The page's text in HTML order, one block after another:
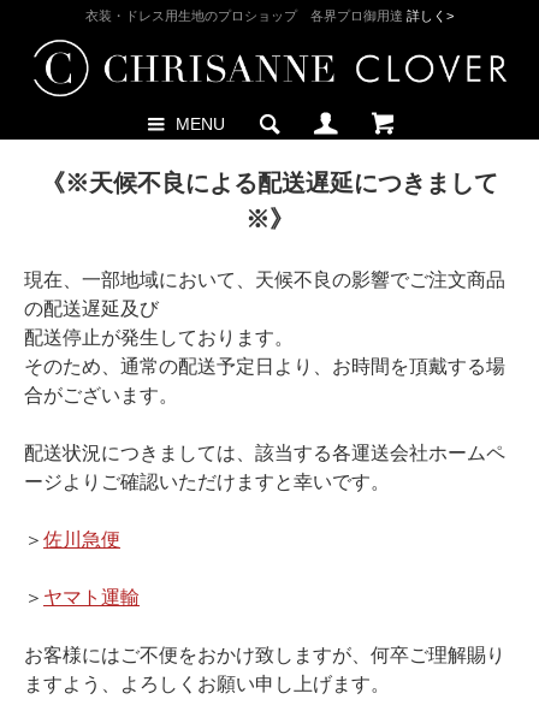
衣装・ドレス用生地のプロショップ 各界プロ御用達 詳しく>
MENU
《※天候不良による配送遅延につきまして
※》
現在、一部地域において、天候不良の影響でご注文商品
の配送遅延及び
配送停止が発生しております。
そのため、通常の配送予定日より、お時間を頂戴する場
合がございます。
配送状況につきましては、該当する各運送会社ホームペ
ージよりご確認いただけますと幸いです。
＞ 佐川急便
＞ ヤマト運輸
お客様にはご不便をおかけ致しますが、何卒ご理解賜り
ますよう、よろしくお願い申し上げます。